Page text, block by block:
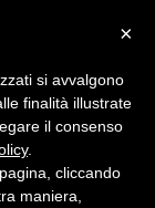
×
si avvalgono
finalità illustrate
il consenso
.
cliccando
maniera,